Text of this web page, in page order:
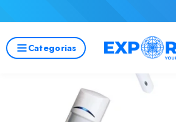
Categorias